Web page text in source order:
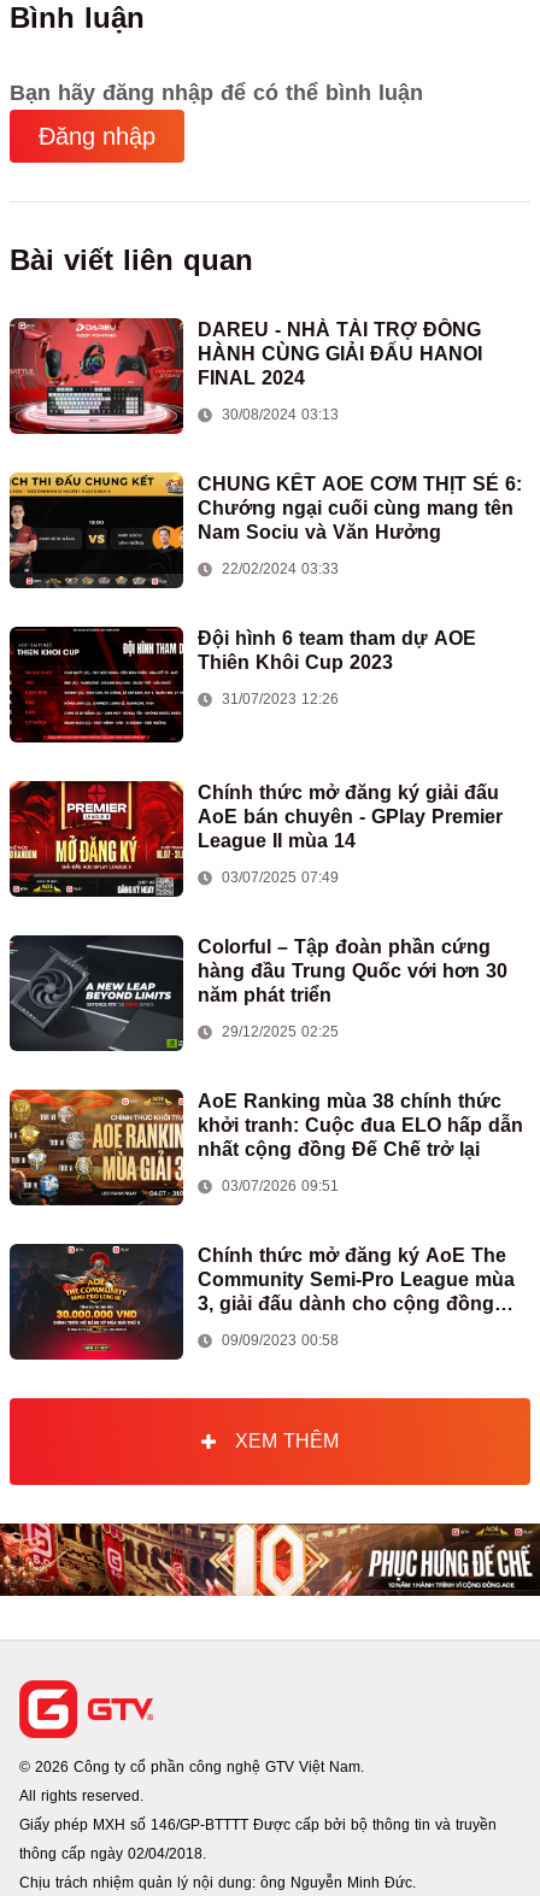
Bình luận
Bạn hãy đăng nhập để có thể bình luận
Đăng nhập
Bài viết liên quan
DAREU - NHÀ TÀI TRỢ ĐỒNG
HÀNH CÙNG GIẢI ĐẤU HANOI
FINAL 2024
30/08/2024 03:13
CHUNG KẾT AOE CƠM THỊT SẺ 6:
Chướng ngại cuối cùng mang tên
Nam Sociu và Văn Hưởng
22/02/2024 03:33
Đội hình 6 team tham dự AOE
Thiên Khôi Cup 2023
31/07/2023 12:26
Chính thức mở đăng ký giải đấu
AoE bán chuyên - GPlay Premier
League II mùa 14
03/07/2025 07:49
Colorful – Tập đoàn phần cứng
hàng đầu Trung Quốc với hơn 30
năm phát triển
29/12/2025 02:25
AoE Ranking mùa 38 chính thức
khởi tranh: Cuộc đua ELO hấp dẫn
nhất cộng đồng Đế Chế trở lại
03/07/2026 09:51
Chính thức mở đăng ký AoE The
Community Semi-Pro League mùa
3, giải đấu dành cho cộng đồng
bán chuyên Việt Nam
09/09/2023 00:58
XEM THÊM
© 2026 Công ty cổ phần công nghệ GTV Việt Nam.
All rights reserved.
Giấy phép MXH số 146/GP-BTTTT Được cấp bởi bộ thông tin và truyền
thông cấp ngày 02/04/2018.
Chịu trách nhiệm quản lý nội dung: ông Nguyễn Minh Đức.